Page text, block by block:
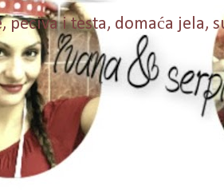
i testa, domaća jela,